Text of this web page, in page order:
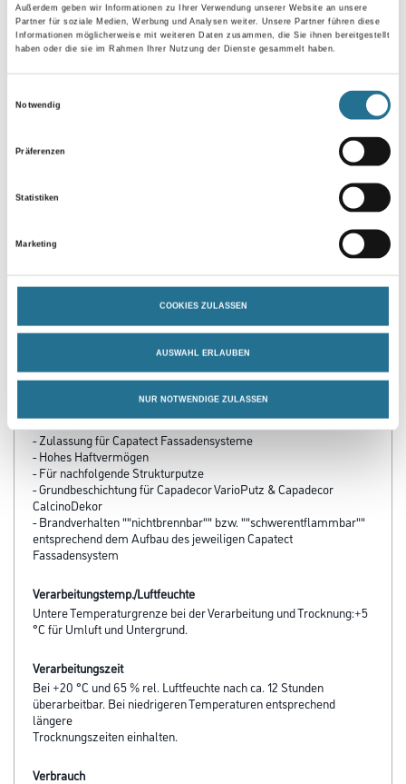
Außerdem geben wir Informationen zu Ihrer Verwendung unserer Website an unsere
Partner für soziale Medien, Werbung und Analysen weiter. Unsere Partner führen diese
Informationen möglicherweise mit weiteren Daten zusammen, die Sie ihnen bereitgestellt
haben oder die sie im Rahmen Ihrer Nutzung der Dienste gesammelt haben.
Notwendig
Präferenzen
Statistiken
Marketing
COOKIES ZULASSEN
AUSWAHL ERLAUBEN
NUR NOTWENDIGE ZULASSEN
Umrechnungsfaktoren
Zur Farbauswahl für Ihren Wunschfarbton
Zur Weißware
PRODUKTEIGENSCHAFTEN
Produkteigenschaft
- Zulassung für Capatect Fassadensysteme
- Hohes Haftvermögen
- Für nachfolgende Strukturputze
- Grundbeschichtung für Capadecor VarioPutz & Capadecor
CalcinoDekor
- Brandverhalten ""nichtbrennbar"" bzw. ""schwerentflammbar""
entsprechend dem Aufbau des jeweiligen Capatect
Fassadensystem
Verarbeitungstemp./Luftfeuchte
Untere Temperaturgrenze bei der Verarbeitung und Trocknung:+5
°C für Umluft und Untergrund.
Verarbeitungszeit
Bei +20 °C und 65 % rel. Luftfeuchte nach ca. 12 Stunden
überarbeitbar. Bei niedrigeren Temperaturen entsprechend
längere
Trocknungszeiten einhalten.
Verbrauch